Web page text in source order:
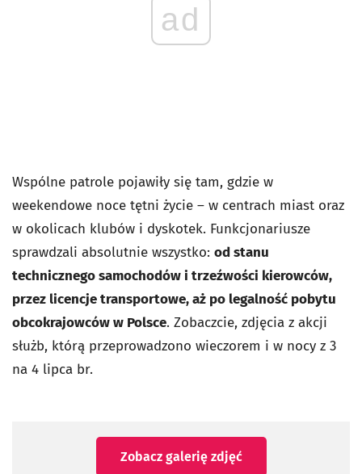
ad
Wspólne patrole pojawiły się tam, gdzie w
weekendowe noce tętni życie – w centrach miast oraz
w okolicach klubów i dyskotek. Funkcjonariusze
sprawdzali absolutnie wszystko: od stanu
technicznego samochodów i trzeźwości kierowców,
przez licencje transportowe, aż po legalność pobytu
obcokrajowców w Polsce. Zobaczcie, zdjęcia z akcji
służb, którą przeprowadzono wieczorem i w nocy z 3
na 4 lipca br.
Zobacz galerię zdjęć